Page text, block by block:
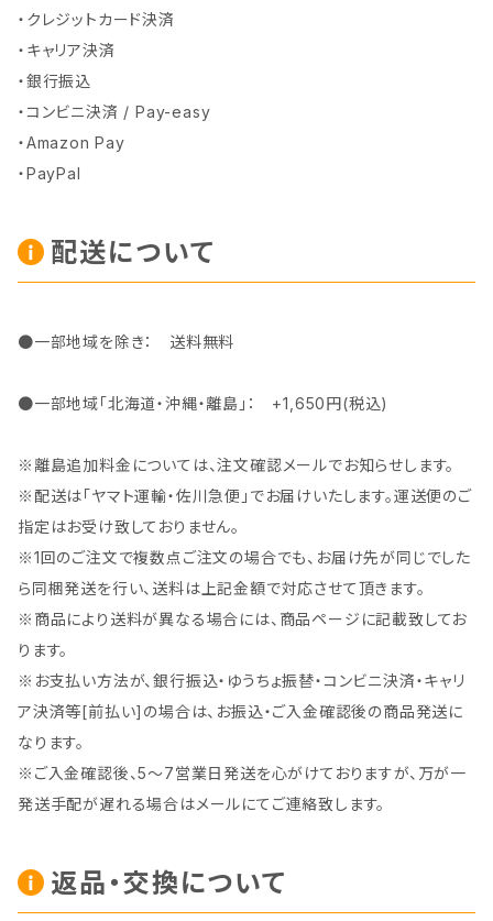
・クレジットカード決済
・キャリア決済
・銀行振込
・コンビニ決済 / Pay-easy
・Amazon Pay
・PayPal
配送について
●一部地域を除き： 送料無料
●一部地域「北海道・沖縄・離島」： +1,650円(税込)
※離島追加料金については、注文確認メールでお知らせします。
※配送は「ヤマト運輸・佐川急便」でお届けいたします。運送便のご
指定はお受け致しておりません。
※1回のご注文で複数点ご注文の場合でも、お届け先が同じでした
ら同梱発送を行い、送料は上記金額で対応させて頂きます。
※商品により送料が異なる場合には、商品ページに記載致してお
ります。
※お支払い方法が、銀行振込・ゆうちょ振替・コンビニ決済・キャリ
ア決済等[前払い]の場合は、お振込・ご入金確認後の商品発送に
なります。
※ご入金確認後、5～7営業日発送を心がけておりますが、万が一
発送手配が遅れる場合はメールにてご連絡致します。
返品・交換について